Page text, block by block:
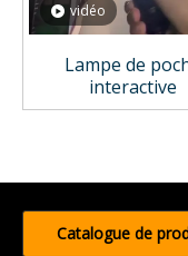
vidéo
Lampe de
interactive
Catalogue de